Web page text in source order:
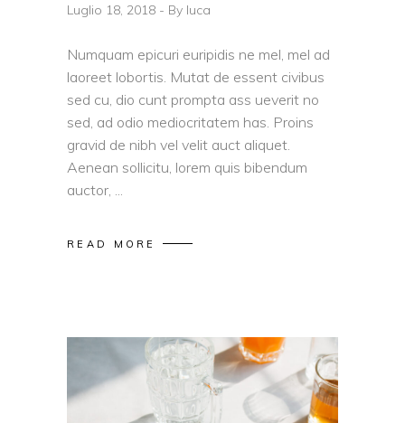
Luglio 18, 2018 By luca
Numquam epicuri euripidis ne mel, mel ad
laoreet lobortis. Mutat de essent civibus
sed cu, dio cunt prompta ass ueverit no
sed, ad odio mediocritatem has. Proins
gravid de nibh vel velit auct aliquet.
Aenean sollicitu, lorem quis bibendum
auctor,
READ MORE